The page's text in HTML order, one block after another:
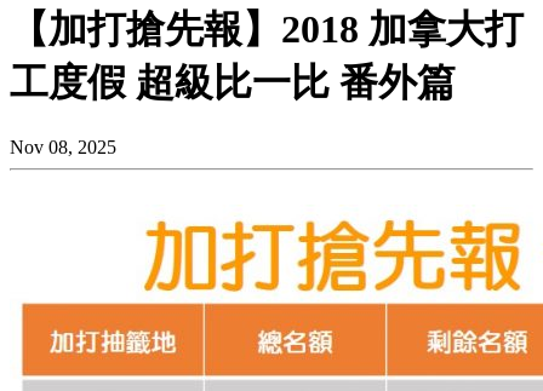
【加打搶先報】2018 加拿大打
工度假 超級比一比 番外篇
Nov 08, 2025